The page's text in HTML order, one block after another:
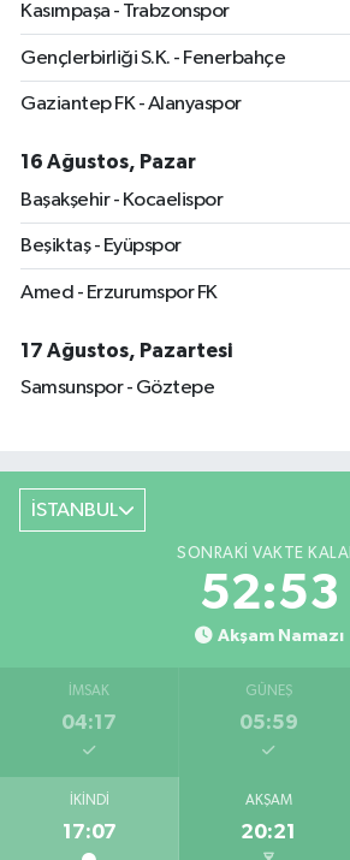
Kasımpaşa - Trabzonspor
Gençlerbirliği S.K. - Fenerbahçe
Gaziantep FK - Alanyaspor
16 Ağustos, Pazar
Başakşehir - Kocaelispor
Beşiktaş - Eyüpspor
Amed - Erzurumspor FK
17 Ağustos, Pazartesi
Samsunspor - Göztepe
İSTANBUL
SONRAKI VAKTE
52:52
Akşam Namazı
İMSAK
04:17
GÜNEŞ
05:59
İKINDI
17:07
AKŞAM
20:21